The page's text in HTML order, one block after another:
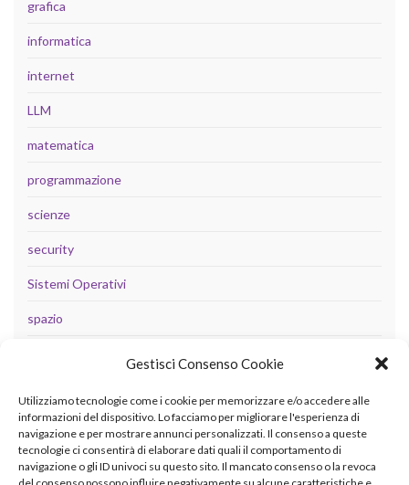
Gestisci Consenso Cookie
Utilizziamo tecnologie come i cookie per memorizzare e/o accedere alle
informazioni del dispositivo. Lo facciamo per migliorare l'esperienza di
navigazione e per mostrare annunci personalizzati. Il consenso a queste
tecnologie ci consentirà di elaborare dati quali il comportamento di
navigazione o gli ID univoci su questo sito. Il mancato consenso o la revoca
grafica
informatica
internet
LLM
matematica
programmazione
scienze
security
Sistemi Operativi
spazio
META